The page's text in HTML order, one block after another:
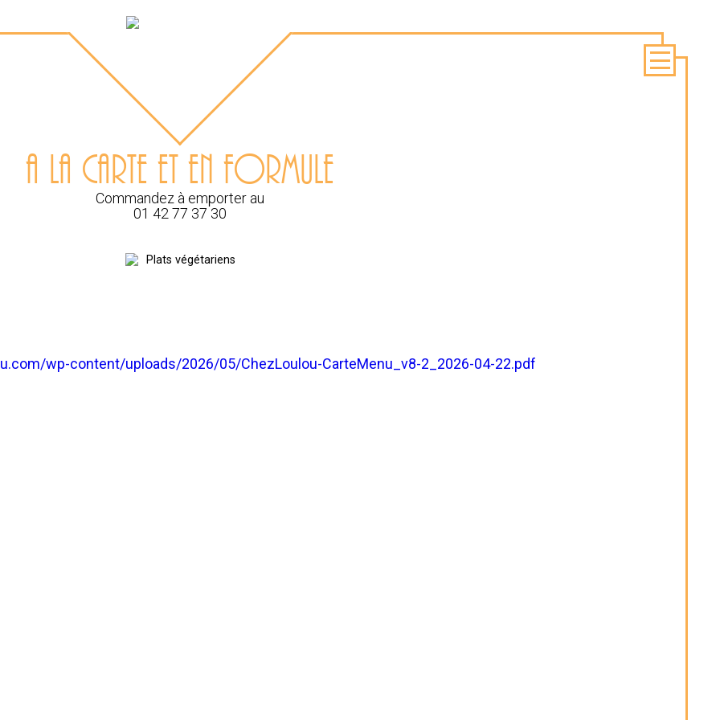
A LA CARTE ET EN FORMULE
Commandez à emporter au
01 42 77 37 30
Plats végétariens
wp-content/uploads/2026/05/ChezLoulou-CarteMenu_v8-2_2026-04-22.pdf